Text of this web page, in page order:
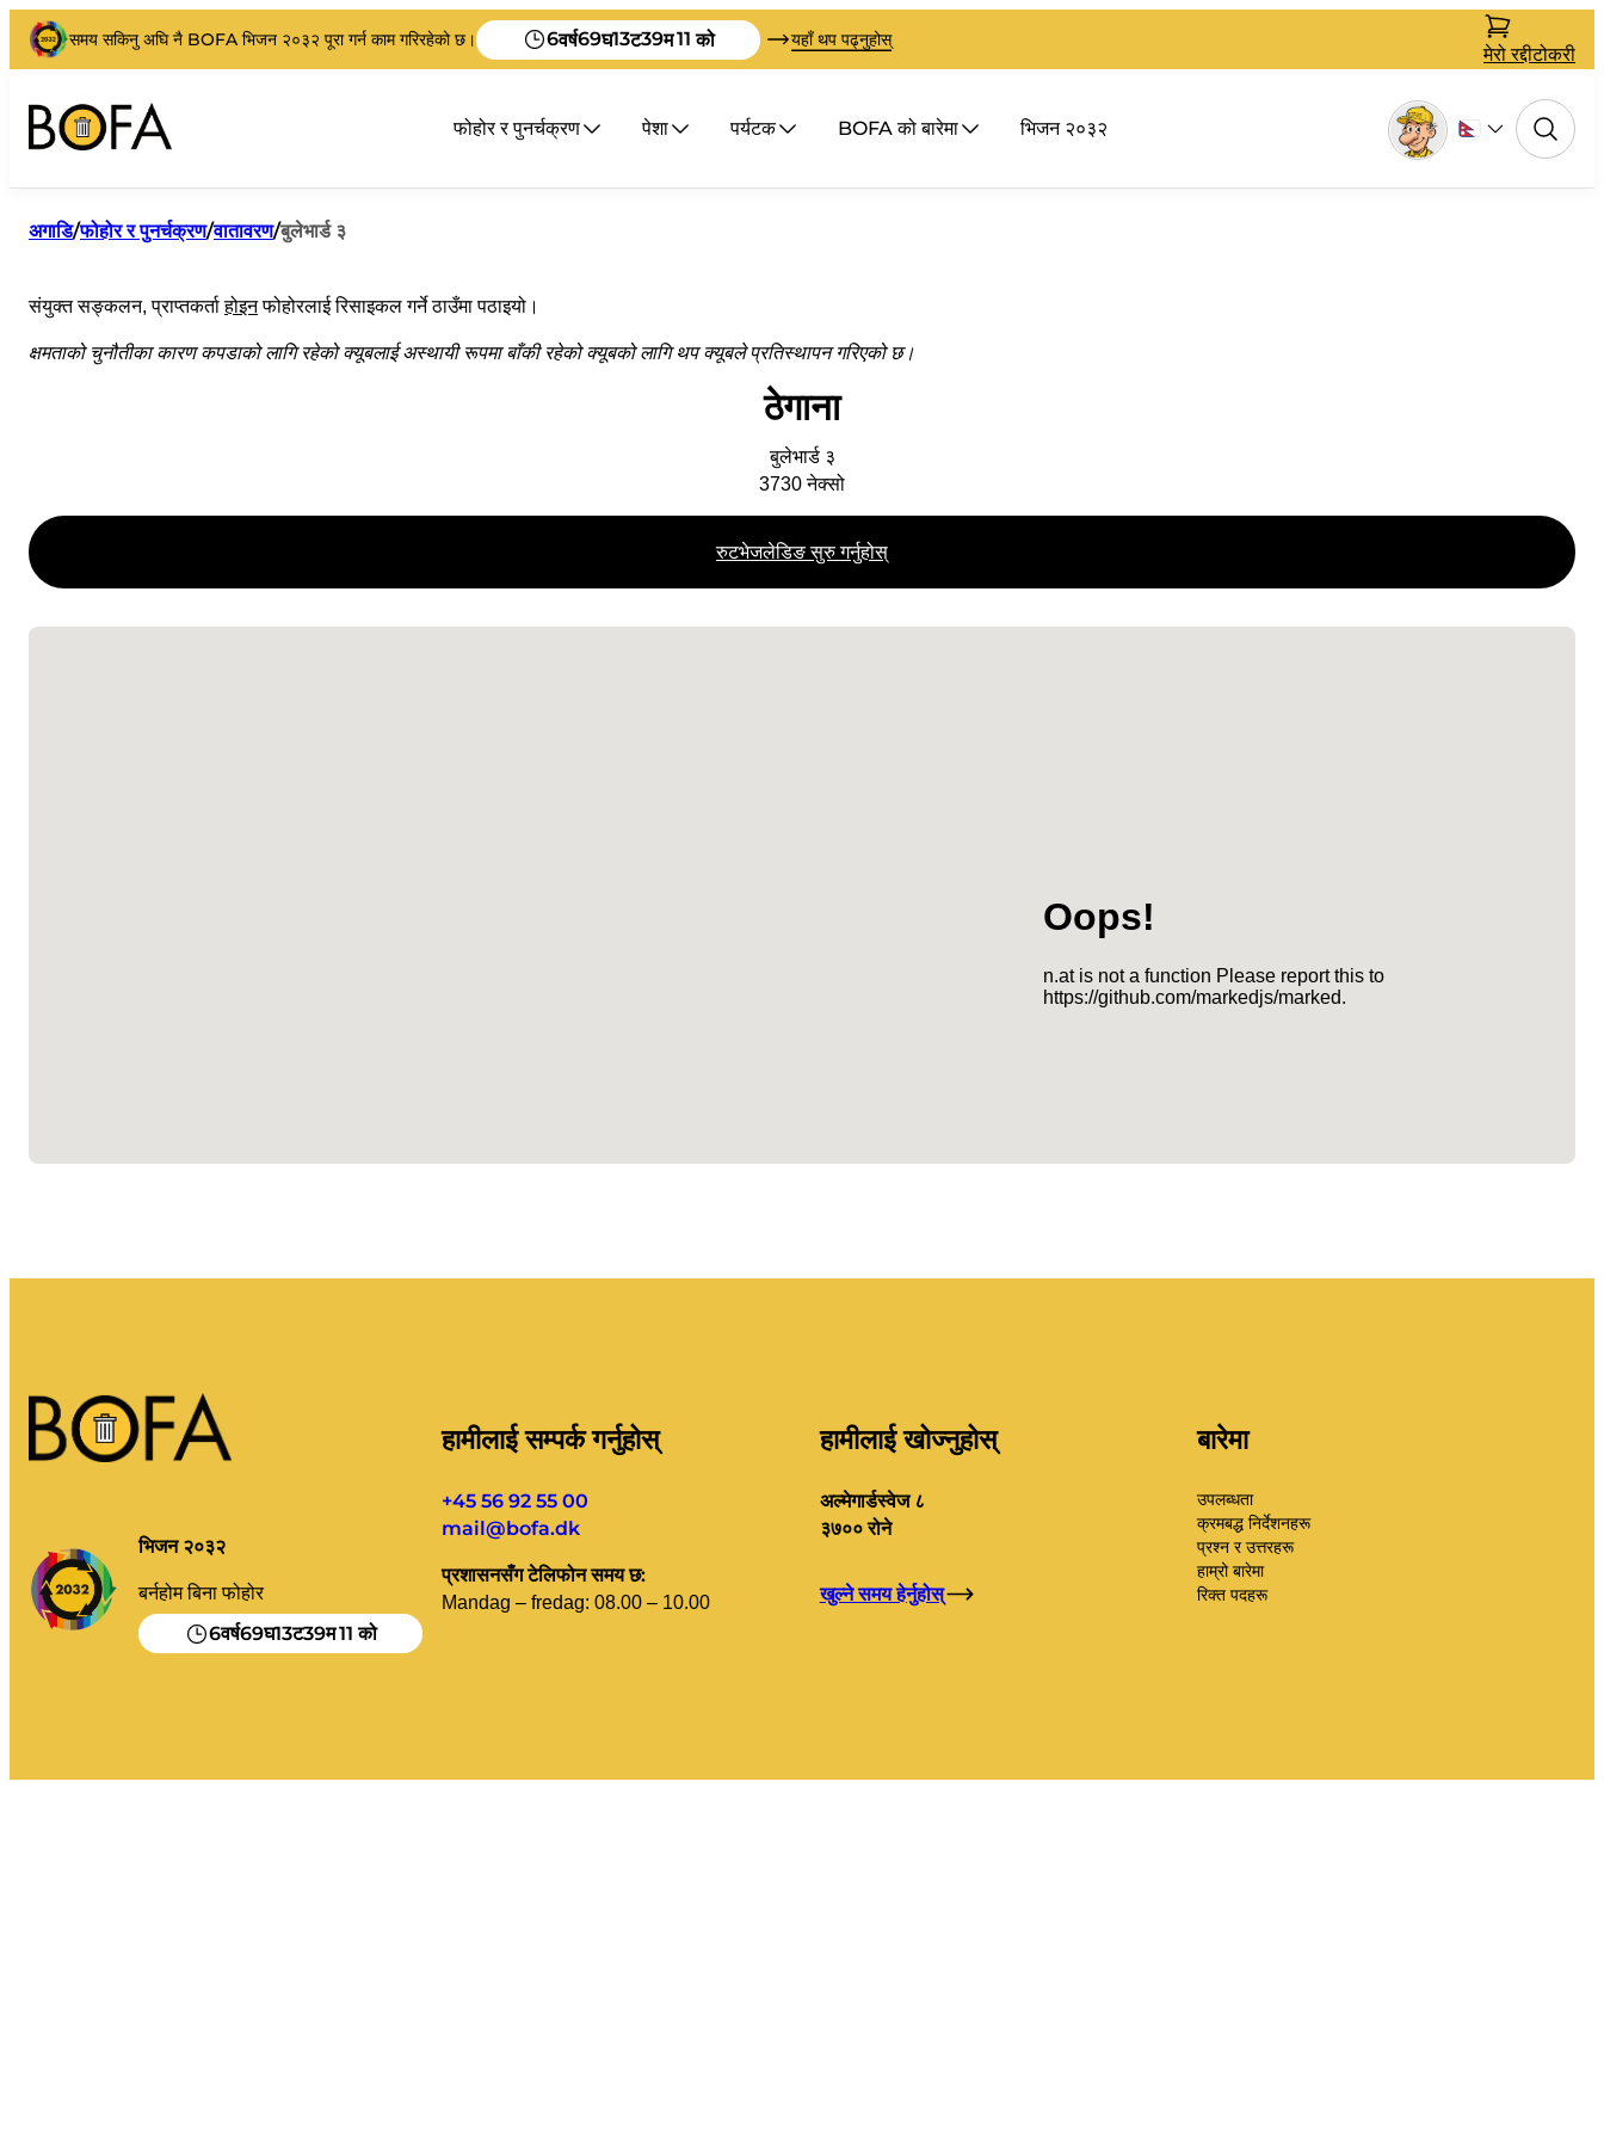
समय सकिनु अघि नै BOFA भिजन २०३२ पूरा गर्न काम गरिरहेको छ। 6वर्ष69घ13ट39म11 को यहाँ थप पढ्नुहोस्
मेरो रद्दीटोकरी
फोहोर र पुनर्चक्रण पेशा पर्यटक BOFA को बारेमा भिजन २०३२
अगाडि/फोहोर र पुनर्चक्रण/वातावरण/बुलेभार्ड ३
संयुक्त सङ्कलन, प्राप्तकर्ताहोइनफोहोरलाई रिसाइकल गर्ने ठाउँमा पठाइयो।
क्षमताको चुनौतीका कारण कपडाको लागि रहेको क्यूबलाई अस्थायी रूपमा बाँकी रहेको क्यूबको लागि थप क्यूबले प्रतिस्थापन गरिएको छ।
ठेगाना
बुलेभार्ड ३
3730नेक्सो
रुटभेजलेडिङ सुरु गर्नुहोस्
भिजन २०३२
बर्नहोम बिना फोहोर
6वर्ष69घ13ट39म11 को
हामीलाई सम्पर्क गर्नुहोस्
+45 56 92 55 00
mail@bofa.dk
प्रशासनसँग टेलिफोन समय छ:
Mandag – fredag: 08.00 – 10.00
हामीलाई खोज्नुहोस्
अल्मेगार्डस्वेज ८
३७०० रोने
खुल्ने समय हेर्नुहोस्
बारेमा
उपलब्धता
क्रमबद्ध निर्देशनहरू
प्रश्न र उत्तरहरू
हाम्रो बारेमा
रिक्त पदहरू